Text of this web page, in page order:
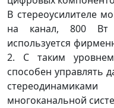
В стереоусилителе
на канал, 800 Вт
используется
2. С таким
способен управлять
многоканальной